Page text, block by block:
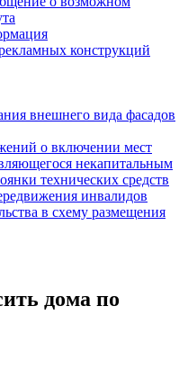
конструкций
внешнего вида фасадов
о включении мест
некапитальным
технических средств
инвалидов
в схему размещения
дома по